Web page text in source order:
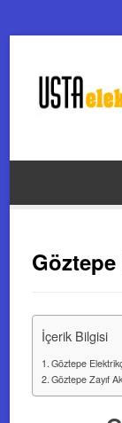
İçerik Bilgisi
Göztepe
Göztepe Zayıf